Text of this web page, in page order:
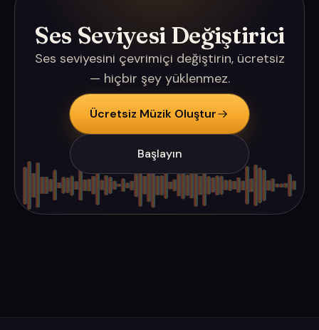
Ses Seviyesi Değiştirici
Ses seviyesini çevrimiçi değiştirin, ücretsiz
— hiçbir şey yüklenmez.
Ücretsiz Müzik Oluştur
Başlayın